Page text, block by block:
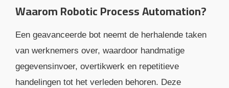
Waarom Robotic Process Automation?
Een geavanceerde bot neemt de herhalende taken
van werknemers over, waardoor handmatige
gegevensinvoer, overtikwerk en repetitieve
handelingen tot het verleden behoren. Deze